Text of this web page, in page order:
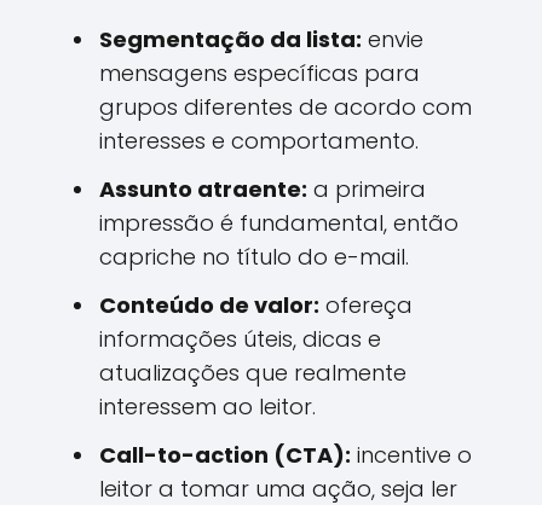
Segmentação da lista: envie
mensagens específicas para
grupos diferentes de acordo com
interesses e comportamento.
Assunto atraente: a primeira
impressão é fundamental, então
capriche no título do e-mail.
Conteúdo de valor: ofereça
informações úteis, dicas e
atualizações que realmente
interessem ao leitor.
Call-to-action (CTA): incentive o
leitor a tomar uma ação, seja ler